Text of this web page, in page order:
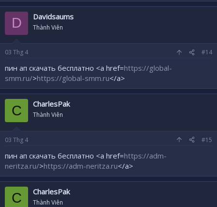
D Davidsaums
Thành Viên
03 Thg 4 #14
пин ап скачать бесплатно <a href=https://global-
smm.ru/>https://global-smm.ru</a>
C CharlesPak
Thành Viên
03 Thg 4 #15
пин ап скачать бесплатно <a href=https://adm-
neritza.ru/>https://adm-neritza.ru</a>
C CharlesPak
Thành Viên